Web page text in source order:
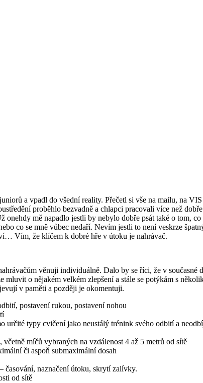
a vpadl do všední reality. Přečetl si vše na mailu, na VIS
proběhlo bezvadně a chlapci pracovali více než
onehdy mě napadlo jestli by nebylo dobře psát také o tom, co
co se mně vůbec nedaří. Nevím jestli to není veskrze
Vím, že klíčem k dobré hře v útoku je nahrávač.
věnuji individuálně. Dalo by se říci, že v současné
mluvit o nějakém velkém zlepšení a stále se potýkám s
v paměti a později je okomentuji.
postavení rukou, postavení nohou
určité typy cvičení jako neustálý trénink svého odbití a
míčů vybraných na vzdálenost 4 až 5 metrů od sítě
či aspoň submaximální dosah
časování, naznačení útoku, skrytí zalívky.
od sítě